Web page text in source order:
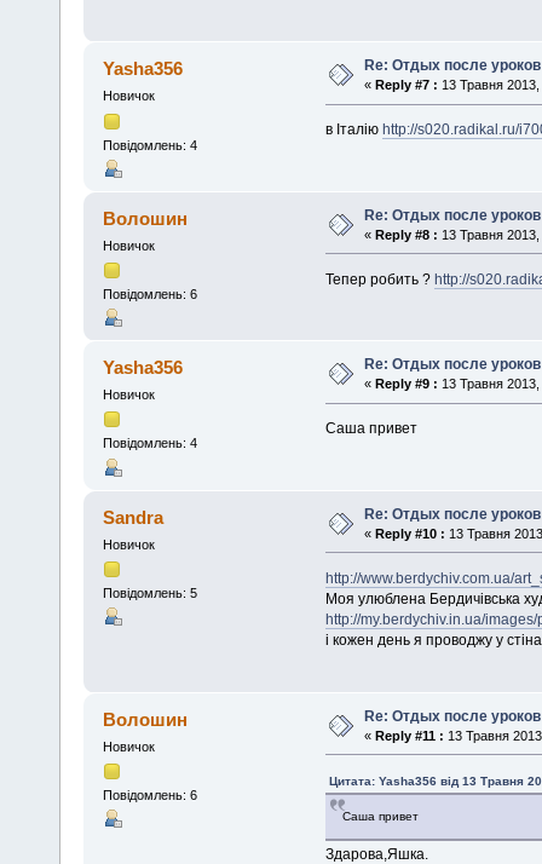
Yasha356
Новичок
Повідомлень: 4
Re: Отдых после уроков
« Reply #7 : 13 Травня
в Італію http://s020.radikal.ru/
Волошин
Новичок
Повідомлень: 6
Re: Отдых после уроков
« Reply #8 : 13 Травня
Тепер робить ? http://
Yasha356
Новичок
Повідомлень: 4
Re: Отдых после уроков
« Reply #9 : 13 Травня
Саша привет
Sandra
Новичок
Повідомлень: 5
Re: Отдых после уроков
« Reply #10 : 13 Травня
http://www.berdychiv.com.ua/
Моя улюблена Бердичівська
http://my.berdychiv.in.ua/
і кожен день я проводжу у
Волошин
Новичок
Повідомлень: 6
Re: Отдых после уроков
« Reply #11 : 13 Травня
Цитата: Yasha356 від 13 Травня
Саша привет
Здарова,Яшка.